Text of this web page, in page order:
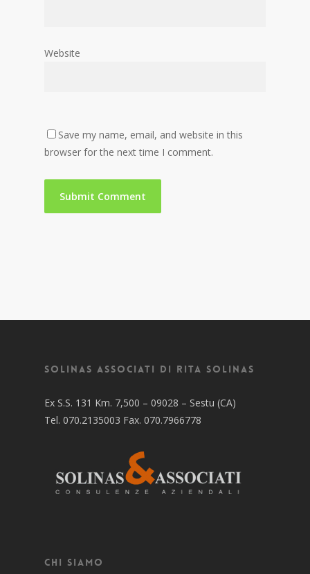
Website
Save my name, email, and website in this
browser for the next time I comment.
Solinas Associati di Rita Solinas
Ex S.S. 131 Km. 7,500 – 09028 – Sestu (CA)
Tel. 070.2135003 Fax. 070.7966778
Chi siamo